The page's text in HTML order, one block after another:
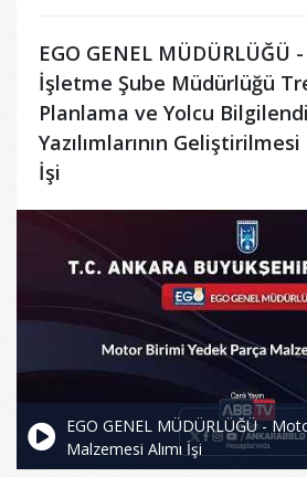
EGO GENEL MÜDÜRLÜĞÜ
İşletme Şube Müdürlüğü
Planlama ve Yolcu
Yazılımlarının
İşi
EGO GENEL MÜDÜRLÜĞÜ -
Malzemesi Alımı İşi